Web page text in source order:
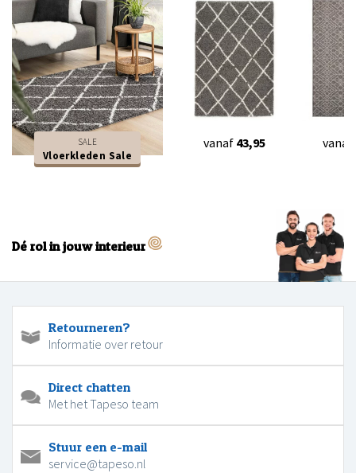
SALE
Vloerkleden Sale
vanaf 43,95 vanaf
Dé rol in jouw interieur
Retourneren?
Informatie over retour
Direct chatten
Met het Tapeso team
Stuur een e-mail
service@tapeso.nl